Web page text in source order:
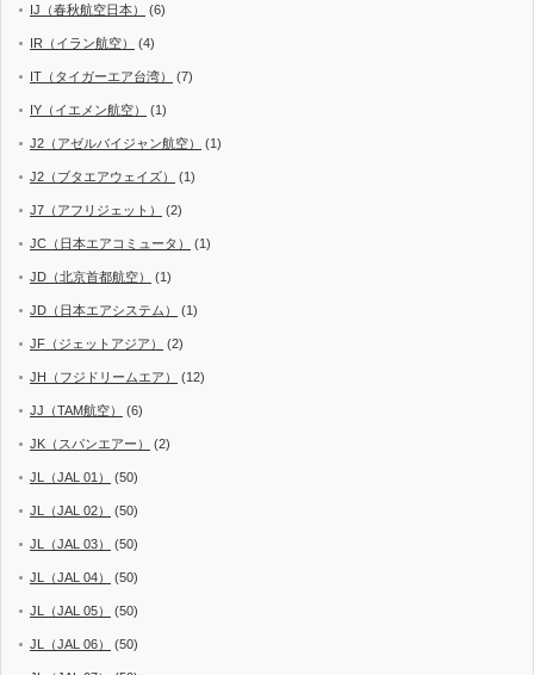
IJ（春秋航空日本） (6)
IR（イラン航空） (4)
IT（タイガーエア台湾） (7)
IY（イエメン航空） (1)
J2（アゼルバイジャン航空） (1)
J2（ブタエアウェイズ） (1)
J7（アフリジェット） (2)
JC（日本エアコミュータ） (1)
JD（北京首都航空） (1)
JD（日本エアシステム） (1)
JF（ジェットアジア） (2)
JH（フジドリームエア） (12)
JJ（TAM航空） (6)
JK（スパンエアー） (2)
JL（JAL 01） (50)
JL（JAL 02） (50)
JL（JAL 03） (50)
JL（JAL 04） (50)
JL（JAL 05） (50)
JL（JAL 06） (50)